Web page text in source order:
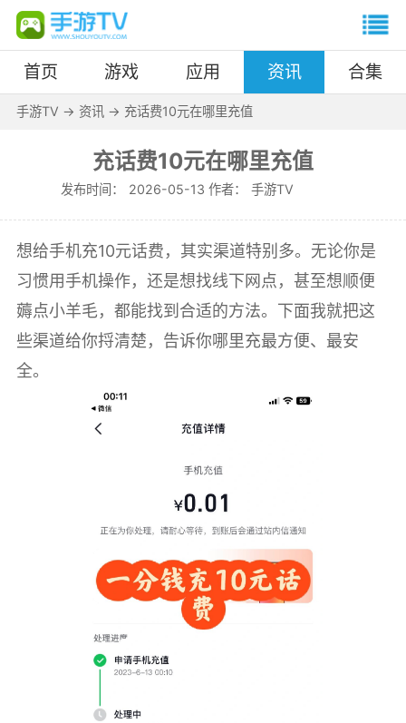
首页 游戏 应用 资讯 合集
手游TV -> 资讯-> 充话费10元在哪里充值
充话费10元在哪里充值
发布时间： 2026-05-13 作者： 手游TV
想给手机充10元话费，其实渠道特别多。无论你是
习惯用手机操作，还是想找线下网点，甚至想顺便
薅点小羊毛，都能找到合适的方法。下面我就把这
些渠道给你捋清楚，告诉你哪里充最方便、最安
全。